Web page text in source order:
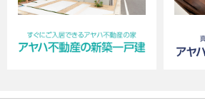
ては、アフターサービスのため
顧客動向分析もしくは商品開
となります。